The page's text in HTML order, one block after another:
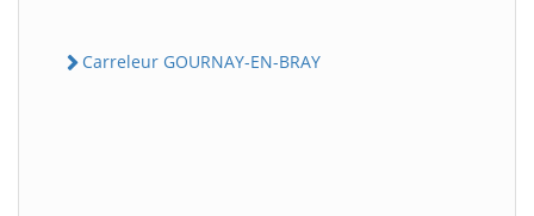
Carreleur GOURNAY-EN-BRAY